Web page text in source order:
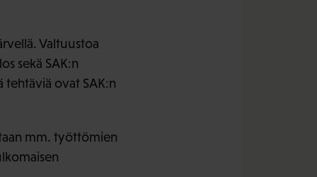
Valtuustoa
sekä SAK:n
tehtäviä ovat SAK:n
mm. työttömien